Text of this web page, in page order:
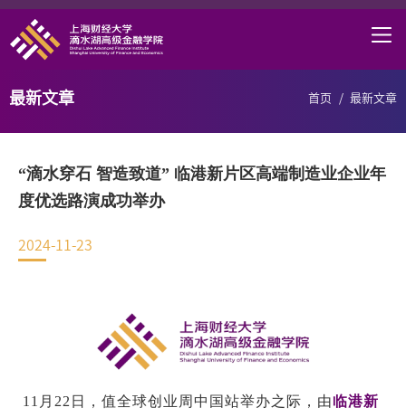
首页
学术研究
首页 / 最新文章
最新文章
“滴水穿石 智造致道” 临港新片区高端制造业企业年
度优选路演成功举办 ​
2024-11-23
11月22日，值全球创业周中国站举办之际，由临港新